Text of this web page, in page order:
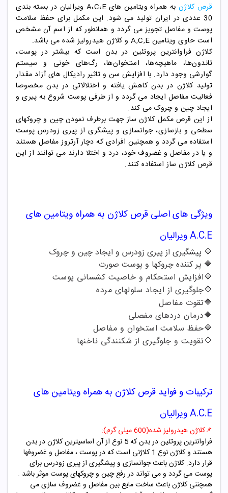
قرص کلاژن
به همراه ویتامین های A،C،E ویرالیان در بسته بندی
30 عددی در ایران تولید می شود. این مکمل برای حفظ سلامت
پوست و مفاصل تجویز می گردد و همانطور که از اسم آن مشخص
است حاوی ویتامین A,C,E و کلاژن هیدرولیز شده می باشد.
کلاژن فراوانترین پروتئین در بدن است که بیشتر در پوست،
تاندون‌ها، ماهیچه‌ها، استخوان‌ها، رگ‌های خونی و سیستم
گوارشی وجود دارد. با افزایش سن و تاثیر رادیکال های آزاد مقدار
تولید کلاژن در بدن کاهش یافته و اختلالاتی در بدن مخصوصا
فعالیت مفاصل ایجاد می گردد و از طرفی پوست شروع به پیری و
ایجاد چین و چروک می کند.
از این قرص مکمل کلاژن ساز جهت برطرف نمودن چین و چروکهای
سطحی و بازسازی، جوانسازی و پیشگری از پیری زودرس پوست
استفاده می گردد و همچنین افرادی که دچار آرتروز مفاصل هستند
و یا در مفاصل و غضروف خود، درد و اختلا دارند می توانند از این
قرص کلاژن ساز استفاده کنند.
ویژگی های اصلی قرص کلاژن به همراه ویتامین های
A.C.E ویرالیان
🔷 پیشگیری از پیری زودرس و ایجاد چین و چروک
🔷 پر کننده چروکها و پوست صورت
🔷افزایش استحکام و خاصیت کشسانی پوست
🔷جلوگیری از ایجاد سلولهای مرده
🔷تقوت مفاصل
🔷درمان دردهای مفصلی
🔷حفظ سلامت استخوان و مفاصل
🔷تقویت و جلوگیری از شکنندگی ناخنها
ترکیبات و فواید قرص کلاژن به همراه ویتامین های
A.C.E ویرالیان
📌کلاژن هیدرولیز شده(600 میلی گرم):
فراوانترین پروتئین در بدن که 5 نوع از آن اساسیترین کلاژن در بدن
هستند و کلاژن نوع 1 کلاژنی است که در پوست ، مفاصل و غضروفها
قرار دارد. کلاژن باعث جوانسازی و پیشگیری از پیری زودرس برای
پوست می گردد و می تواند در رفع چین و چروکهای پوست موثر باشد .
همچننی کلاژن باعث ساخت مایع بین مفاصل و غضروف سازی می